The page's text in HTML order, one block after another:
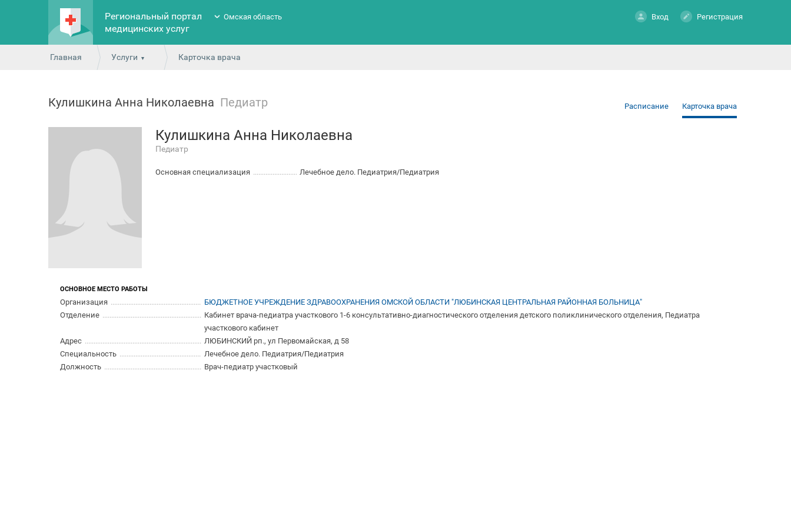
Региональный портал
медицинских услуг
Омская область Вход Регистрация
Главная Услуги Карточка врача
Кулишкина Анна Николаевна Педиатр Расписание Карточка врача
Кулишкина Анна Николаевна
Педиатр
Основная специализация Лечебное дело. Педиатрия/Педиатрия
ОСНОВНОЕ МЕСТО РАБОТЫ
Организация
БЮДЖЕТНОЕ УЧРЕЖДЕНИЕ ЗДРАВООХРАНЕНИЯ ОМСКОЙ ОБЛАСТИ "ЛЮБИНСКАЯ ЦЕНТРАЛЬНАЯ РАЙОННАЯ БОЛЬНИЦА"
Отделение
Кабинет врача-педиатра участкового 1-6 консультативно-диагностического отделения детского поликлинического отделения, Педиатра
участкового кабинет
Адрес
ЛЮБИНСКИЙ рп., ул Первомайская, д 58
Специальность
Лечебное дело. Педиатрия/Педиатрия
Должность
Врач-педиатр участковый